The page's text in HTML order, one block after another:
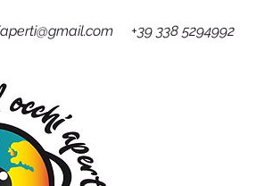
+39 338 5294992